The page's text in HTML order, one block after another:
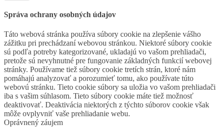
Správa ochrany osobných údajov
Táto webová stránka používa súbory cookie na zlepšenie vášho
zážitku pri prechádzaní webovou stránkou. Niektoré súbory cookie
sú podľa potreby kategorizované, ukladajú vo vašom prehliadači,
pretože sú nevyhnutné pre fungovanie základných funkcií webovej
stránky. Používame tiež súbory cookie tretích strán, ktoré nám
pomáhajú analyzovať a porozumieť tomu, ako používate túto
webovú stránku. Tieto cookie súbory sa uložia vo vašom prehliadači
iba s vašim súhlasom. Tieto súbory cookie máte tiež možnosť
deaktivovať. Deaktivácia niektorých z týchto súborov cookie však
môže ovplyvniť vaše prehliadanie webu.
Oprávnený záujem